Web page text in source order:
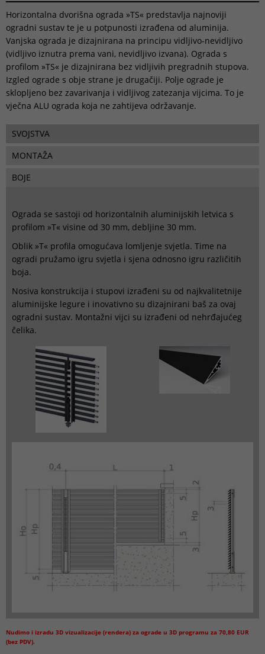
Horizontalna dvorišna ograda »TS« predstavlja najnoviji
ogradni sustav te je u potpunosti izrađena od aluminija.
Vanjska ograda je dizajnirana na principu vidljivo-nevidljivo
(vidljivo iznutra prema vani, nevidljivo izvana). Ograda s
profilom »TS« je dizajnirana bez vidljivih pregradnih stupova.
Izgled ograde s obje strane je drugačiji. Polje ograde je
sklopljeno bez zavarivanja i vidljivog zatezanja vijcima. To je
vječna ALU ograda koja ne zahtijeva održavanje.
SVOJSTVA
MONTAŽA
BOJE
Ograda se sastoji od horizontalnih aluminijskih letvica s
profilom »T« visine od 30 mm, debljine 30 mm.
Oblik »T« profila omogućava lomljenje svjetla. Time na
ogradi pružamo igru svjetla i sjena odnosno igru različitih
boja.
Nosiva konstrukcija i stupovi izrađeni su od najkvalitetnije
aluminijske legure i inovativno su dizajnirani baš za ovaj
ogradni sustav. Montažni vijci su izrađeni od nehrđajućeg
čelika.
Nudimo i izradu 3D vizualizacije (rendera) za ograde u 3D programu za 70,80 EUR
(bez PDV).